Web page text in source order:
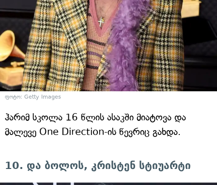
ფოტო: Getty Images
ჰარიმ სკოლა 16 წლის ასაკში მიატოვა და
მალევე One Direction-ის წევრიც გახდა.
10. და ბოლოს, კრისტენ სტიუარტი